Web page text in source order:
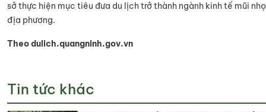
sở thực hiện mục tiêu đưa du lịch trở thành ngành kinh tế mũi
địa phương.
Theo dulich.quangninh.gov.vn
Tin tức khác